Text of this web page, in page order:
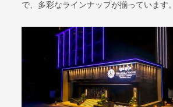
で、多彩なラインナップが揃っています。